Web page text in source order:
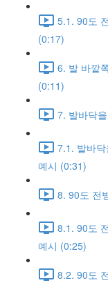
5.1. 90도
(0:17)
6. 발 바깥
(0:11)
7. 발바닥
7.1. 발바
예시 (0:31)
8. 90도 전
8.1. 90도
예시 (0:25)
8.2. 90도